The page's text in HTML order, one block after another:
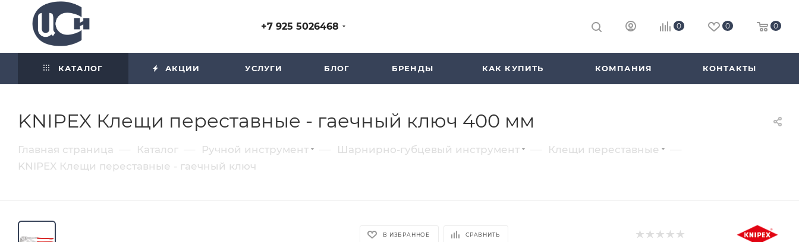
+7 925 5026468 0 0 0
КАТАЛОГ АКЦИИ УСЛУГИ БЛОГ БРЕНДЫ КАК КУПИТЬ КОМПАНИЯ КОНТАКТЫ
KNIPEX Клещи переставные - гаечный ключ 400 мм
Главная страница Каталог Ручной инструмент Шарнирно-губцевый инструмент Клещи переставные
KNIPEX Клещи переставные - гаечный ключ
В ИЗБРАННОЕ СРАВНИТЬ